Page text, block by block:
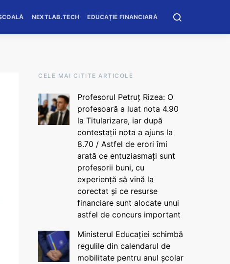
NEXTLAB.TECH EDUCAȚIE FINANCIARĂ
CELE MAI CITITE ARTICOLE
Profesorul Petruț Rizea: O
profesoară a luat nota 4.90
la Titularizare, iar după
contestații nota a ajuns la
8.70 / Astfel de erori îmi
arată ce entuziasmați sunt
profesorii buni, cu
experiență să vină la
corectat și ce resurse
financiare sunt alocate unui
astfel de concurs important
Ministerul Educației schimbă
regulile din calendarul de
mobilitate pentru anul școlar